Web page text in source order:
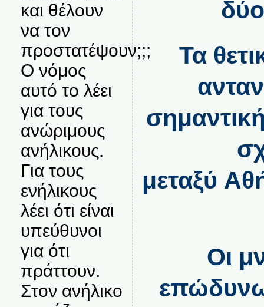
και θέλουν
να τον
προστατέψουν;;;
Ο νόμος
αυτό το λέει
για τους
ανώριμους
ανήλικους.
Για τους
ενήλικους
λέει ότι είναι
υπεύθυνοι
για ότι
πράττουν.
Στον ανήλικο
Τα
μεταξύ
Οι